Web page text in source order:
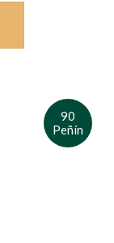
90
Peñín